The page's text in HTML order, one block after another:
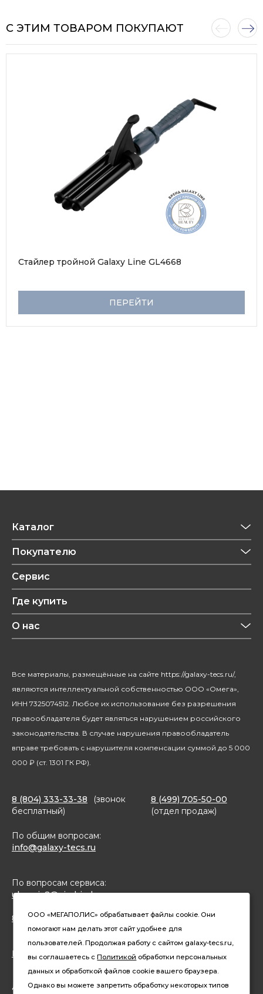
С ЭТИМ ТОВАРОМ ПОКУПАЮТ
Стайлер тройной Galaxy Line GL4668
ПЕРЕЙТИ
Каталог
Приготовление напитков
Техника для кухни
Уход за волосами
Красота и здоровье
Уход за домом
Посуда
Покупателю
Обзоры
Рецепты
Сервис
Где купить
О нас
Благотворительность
Все материалы, размещённые на сайте https://galaxy-tecs.ru/,
являются интеллектуальной собственностью ООО «Омега»,
ИНН 7325074512. Любое их использование без разрешения
правообладателя будет являться нарушением российского
законодательства. В случае нарушения правообладатель
вправе требовать с нарушителя компенсации суммой до 5 000
000 ₽ (ст. 1301 ГК РФ).
8 (804) 333-33-38
(звонок
бесплатный)
8 (499) 705-50-00
(отдел продаж)
По общим вопросам:
info@galaxy-tecs.ru
По вопросам сервиса:
ulservis2@simbirsk-crown.ru
8(962)633-02-15 (чат в MAX)
Конфиденциальность
Давайте дружить
ООО «МЕГАПОЛИС» обрабатывает файлы cookie. Они
помогают нам делать этот сайт удобнее для
пользователей. Продолжая работу с сайтом galaxy-tecs.ru,
вы соглашаетесь сПолитикой обработки персональных
данных и обработкой файлов cookie вашего браузера.
Однако вы можете запретить обработку некоторых типов